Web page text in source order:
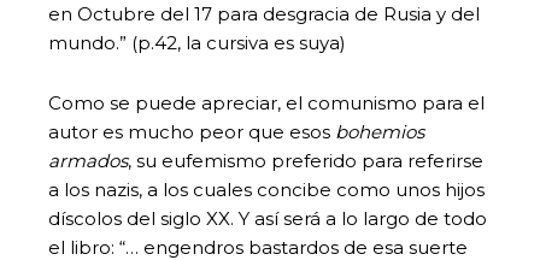
en Octubre del 17 para desgracia de Rusia y del
mundo.” (p.42, la cursiva es suya)
Como se puede apreciar, el comunismo para el
autor es mucho peor que esos bohemios
armados, su eufemismo preferido para referirse
a los nazis, a los cuales concibe como unos hijos
díscolos del siglo XX. Y así será a lo largo de todo
el libro: “… engendros bastardos de esa suerte